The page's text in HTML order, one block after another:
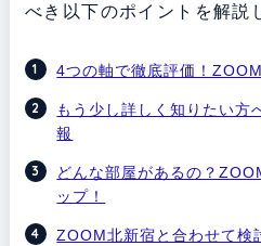
べき以下のポイントを解説
4つの軸で徹底評価！
もう少し詳しく知りたい方
報
どんな部屋があるの？
ップ！
ZOOM北新宿と合わせて検